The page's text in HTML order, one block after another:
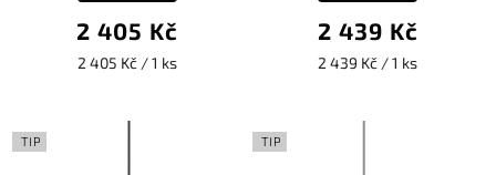
2 405 Kč
2 405 Kč / 1 ks
2 439 Kč
2 439 Kč / 1 ks
TIP TIP